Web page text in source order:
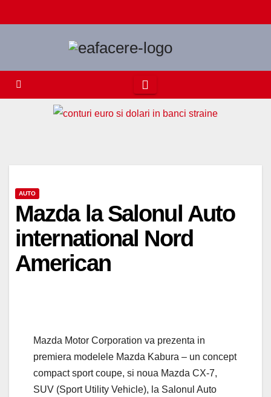
to
AUTO
Mazda la Salonul Auto
international Nord
American
Mazda Motor Corporation va prezenta in
premiera modelele Mazda Kabura – un concept
compact sport coupe, si noua Mazda CX-7,
SUV (Sport Utility Vehicle), la Salonul Auto